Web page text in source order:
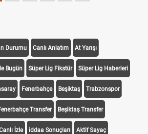
Durumu Canlı Anlatım At Yarışı
Bugün Süper Lig Fikstür Süper Lig Haberleri
Fenerbahçe Beşiktaş Trabzonspor
Transfer Beşiktaş Transfer
İzle iddaa Sonuçları Aktif Sayaç